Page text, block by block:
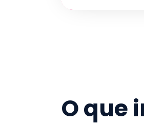
O que